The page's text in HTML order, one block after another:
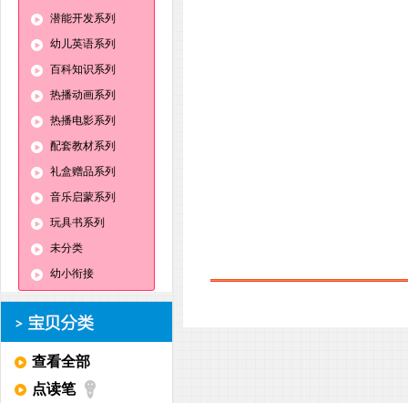
潜能开发系列
幼儿英语系列
百科知识系列
热播动画系列
热播电影系列
配套教材系列
礼盒赠品系列
音乐启蒙系列
玩具书系列
未分类
幼小衔接
查看全部
点读笔